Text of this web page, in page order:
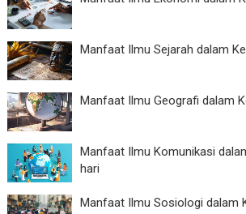
Manfaat Ilmu Sejarah dalam
Manfaat Ilmu Geografi dalam
Manfaat Ilmu Komunikasi
hari
Manfaat Ilmu Sosiologi dalam